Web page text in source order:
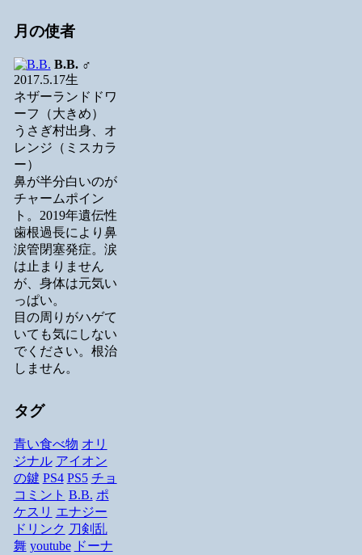
月の使者
B.B.♂
2017.5.17生
ネザーランドドワ
ーフ（大きめ）
うさぎ村出身、オ
レンジ（ミスカラ
ー）
鼻が半分白いのが
チャームポイン
ト。2019年遺伝性
歯根過長により鼻
涙管閉塞発症。涙
は止まりません
が、身体は元気い
っぱい。
目の周りがハゲて
いても気にしない
でください。根治
しません。
タグ
青い食べ物 オリ
ジナル アイオン
の鍵 PS4 PS5 チョ
コミント B.B. ポ
ケスリ エナジー
ドリンク 刀剣乱
舞 youtube
ドーナ